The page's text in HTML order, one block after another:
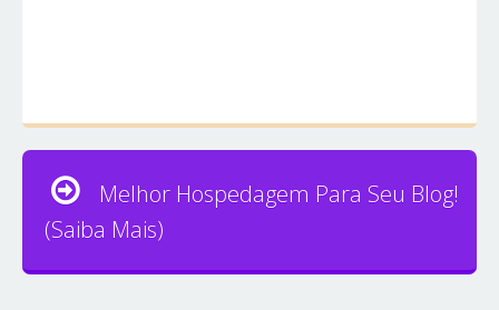
Melhor Hospedagem Para Seu Blog!
(Saiba Mais)